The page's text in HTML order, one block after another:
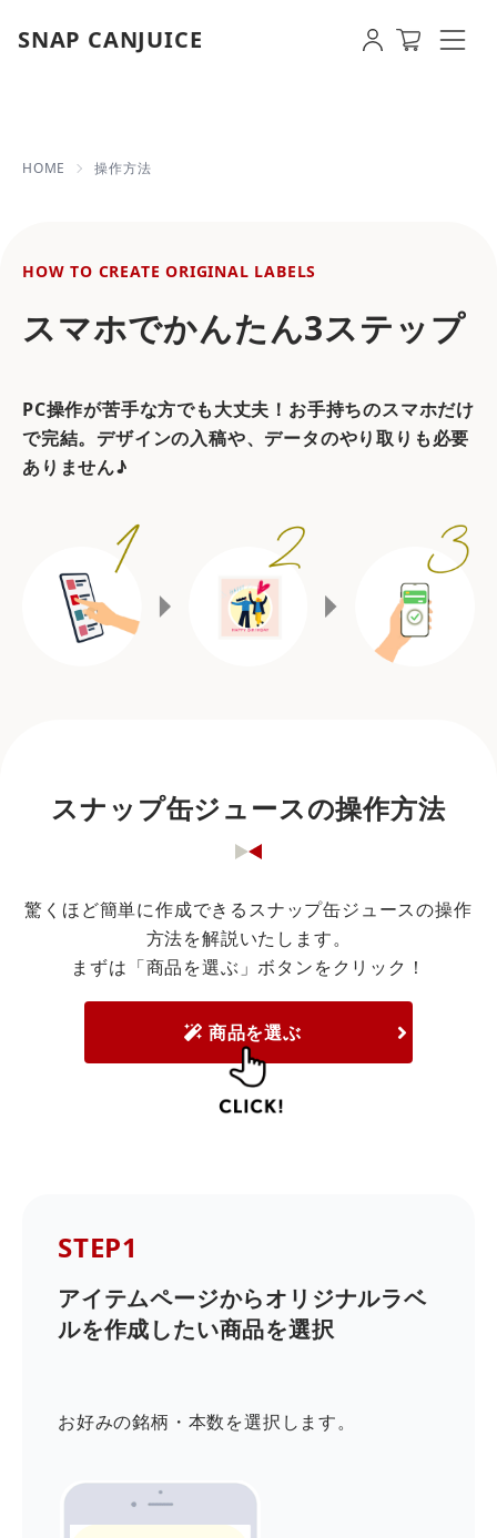
SNAP CANJUICE オリジナルラベルの作り方 | 【
HOME 操作方法
HOW TO CREATE ORIGINAL LABELS
スマホでかんたん3ステップ
PC操作が苦手な方でも大丈夫！お手持ちのスマホだけ
で完結。デザインの入稿や、データのやり取りも必要
ありません♪
スナップ缶ジュースの操作方法
驚くほど簡単に作成できるスナップ缶ジュースの操作
方法を解説いたします。
まずは「商品を選ぶ」ボタンをクリック！
商品を選ぶ
STEP1
アイテムページからオリジナルラベ
ルを作成したい商品を選択
お好みの銘柄・本数を選択します。